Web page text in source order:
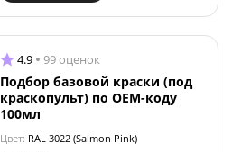
4.9 99 оценок
Подбор базовой краски (под
краскопульт) по OEM-коду
100мл
Цвет: RAL 3022 (Salmon Pink)